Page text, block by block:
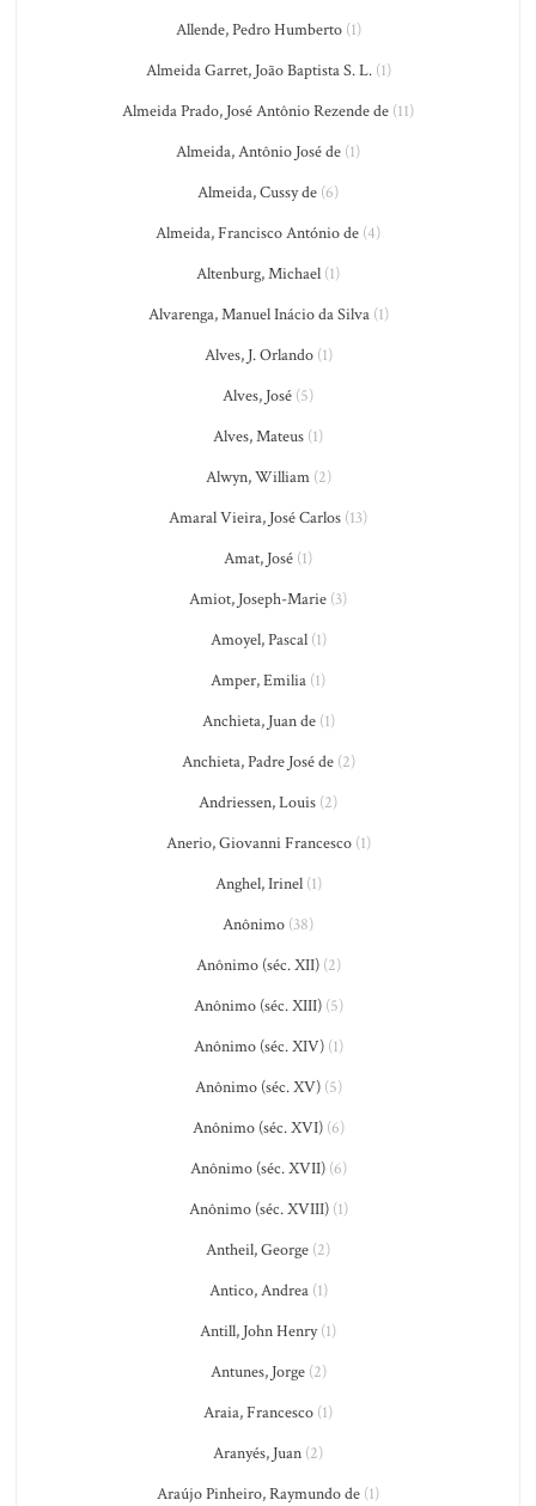
Allende, Pedro Humberto(1)
Almeida Garret, João Baptista S. L.(1)
Almeida Prado, José Antônio Rezende de (11)
Almeida, Antônio José de (1)
Almeida, Cussy de (6)
Almeida, Francisco António de (4)
Altenburg, Michael (1)
Alvarenga, Manuel Inácio da Silva(1)
Alves, J. Orlando(1)
Alves, José (5)
Alves, Mateus (1)
Alwyn, William(2)
Amaral Vieira, José Carlos (13)
Amat, José (1)
Amiot, Joseph-Marie (3)
Amoyel, Pascal(1)
Amper, Emilia (1)
Anchieta, Juan de(1)
Anchieta, Padre José de(2)
Andriessen, Louis (2)
Anerio, Giovanni Francesco(1)
Anghel, Irinel(1)
Anônimo (38)
Anônimo (séc. XII)(2)
Anônimo (séc. XIII)(5)
Anônimo (séc. XIV)(1)
Anônimo (séc. XV)(5)
Anônimo (séc. XVI)(6)
Anônimo (séc. XVII)(6)
Anônimo (séc. XVIII)(1)
Antheil, George (2)
Antico, Andrea(1)
Antill, John Henry(1)
Antunes, Jorge(2)
Araia, Francesco (1)
Aranyés, Juan (2)
Araújo Pinheiro, Raymundo de (1)